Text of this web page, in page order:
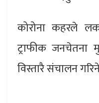
कोरोना कहरले
ट्राफीक जनचेतना
विस्तारै संचालन